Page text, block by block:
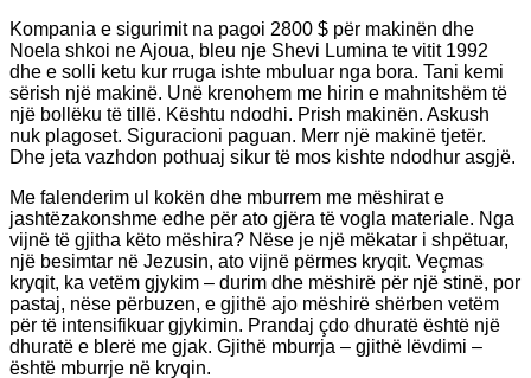
Kompania e sigurimit na pagoi 2800 $ për makinën dhe
Noela shkoi ne Ajoua, bleu nje Shevi Lumina te vitit 1992
dhe e solli ketu kur rruga ishte mbuluar nga bora. Tani kemi
sërish një makinë. Unë krenohem me hirin e mahnitshëm të
një bollëku të tillë. Kështu ndodhi. Prish makinën. Askush
nuk plagoset. Siguracioni paguan. Merr një makinë tjetër.
Dhe jeta vazhdon pothuaj sikur të mos kishte ndodhur asgjë.
Me falenderim ul kokën dhe mburrem me mëshirat e
jashtëzakonshme edhe për ato gjëra të vogla materiale. Nga
vijnë të gjitha këto mëshira? Nëse je një mëkatar i shpëtuar,
një besimtar në Jezusin, ato vijnë përmes kryqit. Veçmas
kryqit, ka vetëm gjykim – durim dhe mëshirë për një stinë, por
pastaj, nëse përbuzen, e gjithë ajo mëshirë shërben vetëm
për të intensifikuar gjykimin. Prandaj çdo dhuratë është një
dhuratë e blerë me gjak. Gjithë mburrja – gjithë lëvdimi –
është mburrje në kryqin.